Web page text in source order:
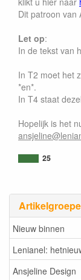
Nieuw binnen
Lenianel:
Ansjeline Design
Dit patroon van
Let op:
In de tekst van
In T2 moet het
*en*.
In T4 staat
Hopelijk is het
25